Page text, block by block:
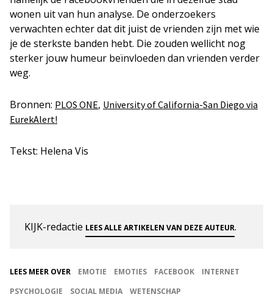
wonen uit van hun analyse. De onderzoekers
verwachten echter dat dit juist de vrienden zijn met wie
je de sterkste banden hebt. Die zouden wellicht nog
sterker jouw humeur beïnvloeden dan vrienden verder
weg.
Bronnen: PLOS ONE, University of California-San Diego via
EurekAlert!
Tekst: Helena Vis
KIJK-redactie LEES ALLE ARTIKELEN VAN DEZE AUTEUR.
LEES MEER OVER EMOTIE EMOTIES FACEBOOK
INTERNET
PSYCHOLOGIE
SOCIAL MEDIA WETENSCHAP